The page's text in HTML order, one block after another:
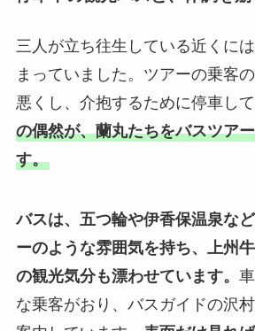
三人が立ち往生している近くに
まっていました。ツアーの乗客
悪くし、介抱するために停車して
の偶然が、蘭丸たちをバスツア
す。
バスは、五つ輪や伊香保温泉な
ーのような雰囲気を持ち、上州
の観光気分も漂わせています。
な乗客がおり、バスガイドの沢